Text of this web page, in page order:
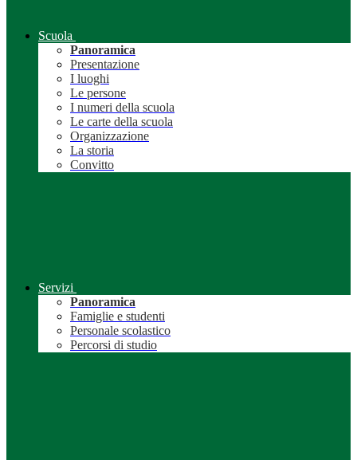
Scuola
Panoramica
Presentazione
I luoghi
Le persone
I numeri della scuola
Le carte della scuola
Organizzazione
La storia
Convitto
Servizi
Panoramica
Famiglie e studenti
Personale scolastico
Percorsi di studio